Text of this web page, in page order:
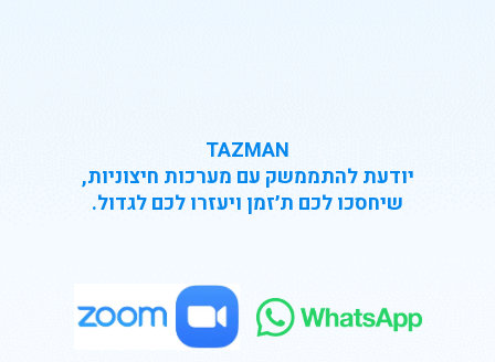
TAZMAN
יודעת להתממשק עם מערכות חיצוניות,
שיחסכו לכם ת׳זמן ויעזרו לכם לגדול.